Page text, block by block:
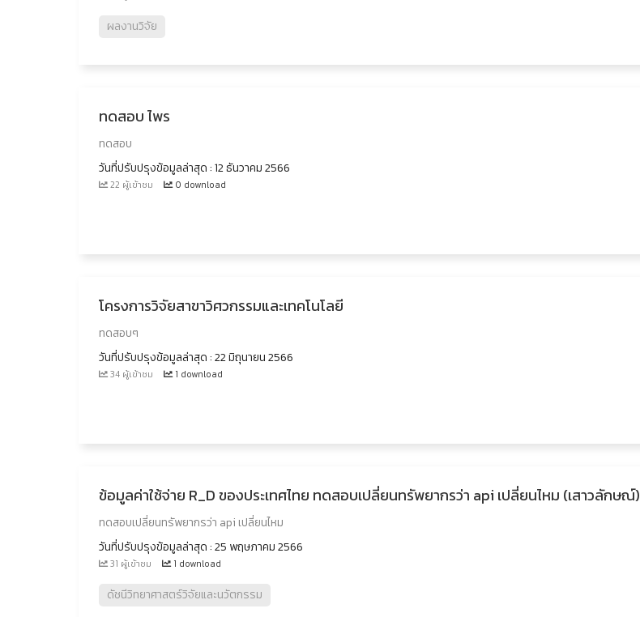
ผลงานวิจัย
ทดสอบ ไพร
ทดสอบ
วันที่ปรับปรุงข้อมูลล่าสุด : 12 ธันวาคม 2566
22 ผู้เข้าชม 0 download
โครงการวิจัยสาขาวิศวกรรมและเทคโนโลยี
ทดสอบๆ
วันที่ปรับปรุงข้อมูลล่าสุด : 22 มิถุนายน 2566
34 ผู้เข้าชม 1 download
ข้อมูลค่าใช้จ่าย R_D ของประเทศไทย ทดสอบเปลี่ยนทรัพยากรว่า api เปลี่ยนไหม (เสาวลักษณ์)
ทดสอบเปลี่ยนทรัพยากรว่า api เปลี่ยนไหม
วันที่ปรับปรุงข้อมูลล่าสุด : 25 พฤษภาคม 2566
31 ผู้เข้าชม 1 download
ดัชนีวิทยาศาสตร์วิจัยและนวัตกรรม